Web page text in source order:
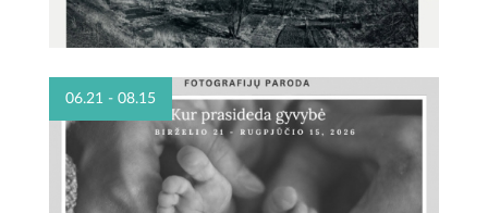
06.21 - 08.15